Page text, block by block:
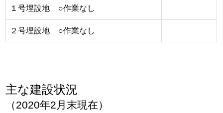
１号埋設地 ○作業なし
２号埋設地 ○作業なし
主な建設状況
（2020年2月末現在）